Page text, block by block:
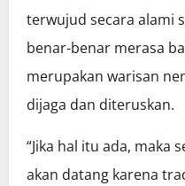
terwujud secara alami
benar-benar merasa
merupakan warisan
dijaga dan diteruskan.
“Jika hal itu ada, maka
akan datang karena